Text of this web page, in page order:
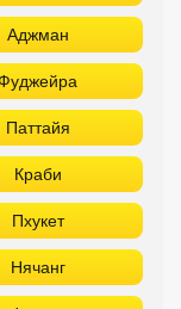
Аджман
Паттайя
Краби
Пхукет
Нячанг